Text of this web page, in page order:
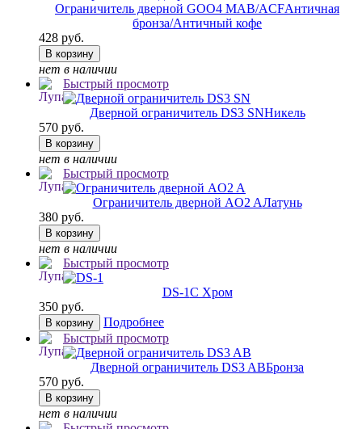
Ограничитель дверной GOO4 MAB/ACFАнтичная
бронза/Античный кофе
428 руб.
В корзину
нет в наличии
Быстрый просмотр
Дверной ограничитель DS3 SNНикель
570 руб.
В корзину
нет в наличии
Быстрый просмотр
Ограничитель дверной AO2 AЛатунь
380 руб.
В корзину
нет в наличии
Быстрый просмотр
DS-1C Хром
350 руб.
В корзину
Подробнее
Быстрый просмотр
Дверной ограничитель DS3 ABБронза
570 руб.
В корзину
нет в наличии